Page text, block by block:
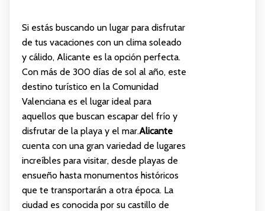
Si estás buscando un lugar para disfrutar
de tus vacaciones con un clima soleado
y cálido, Alicante es la opción perfecta.
Con más de 300 días de sol al año, este
destino turístico en la Comunidad
Valenciana es el lugar ideal para
aquellos que buscan escapar del frío y
disfrutar de la playa y el mar.Alicante
cuenta con una gran variedad de lugares
increíbles para visitar, desde playas de
ensueño hasta monumentos históricos
que te transportarán a otra época. La
ciudad es conocida por su castillo de